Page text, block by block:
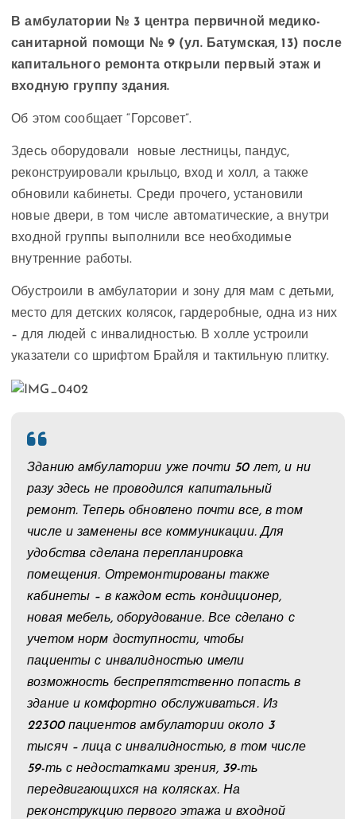
В амбулатории № 3 центра первичной медико-
санитарной помощи № 9 (ул. Батумская, 13) после
капитального ремонта открыли первый этаж и
входную группу здания.
Об этом сообщает “Горсовет”.
Здесь оборудовали новые лестницы, пандус,
реконструировали крыльцо, вход и холл, а также
обновили кабинеты. Среди прочего, установили
новые двери, в том числе автоматические, а внутри
входной группы выполнили все необходимые
внутренние работы.
Обустроили в амбулатории и зону для мам с детьми,
место для детских колясок, гардеробные, одна из них
– для людей с инвалидностью. В холле устроили
указатели со шрифтом Брайля и тактильную плитку.
Зданию амбулатории уже почти 50 лет, и ни
разу здесь не проводился капитальный
ремонт. Теперь обновлено почти все, в том
числе и заменены все коммуникации. Для
удобства сделана перепланировка
помещения. Отремонтированы также
кабинеты – в каждом есть кондиционер,
новая мебель, оборудование. Все сделано с
учетом норм доступности, чтобы
пациенты с инвалидностью имели
возможность беспрепятственно попасть в
здание и комфортно обслуживаться. Из
22300 пациентов амбулатории около 3
тысяч – лица с инвалидностью, в том числе
59-ть с недостатками зрения, 39-ть
передвигающихся на колясках. На
реконструкцию первого этажа и входной